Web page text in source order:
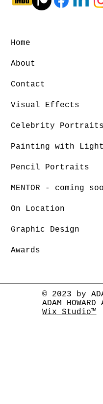
© 2023 by
ADAM
Wix Studio™
Home
About
Contact
Visual Effects
Celebrity Portraits
Painting with Light
Pencil Portraits
MENTOR - coming
On Location
Graphic Design
Awards